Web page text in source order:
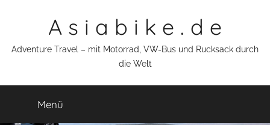
A s i a b i k e . d e
Adventure Travel – mit Motorrad, VW-Bus und Rucksack durch
die Welt
Menü